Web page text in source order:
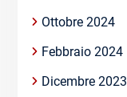
Ottobre 2024
Febbraio 2024
Dicembre 2023